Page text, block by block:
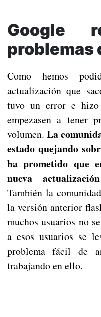
Google
problemas
Como hemos
actualización que
tuvo un error e
empezasen a tener
volumen. La
estado quejando
ha prometido que
nueva
También la
la versión anterior
muchos usuarios no
a esos usuarios se
problema fácil de
trabajando en ello.